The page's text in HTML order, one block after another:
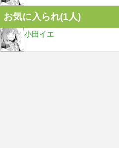
お気に入られ(1人)
小田イエ